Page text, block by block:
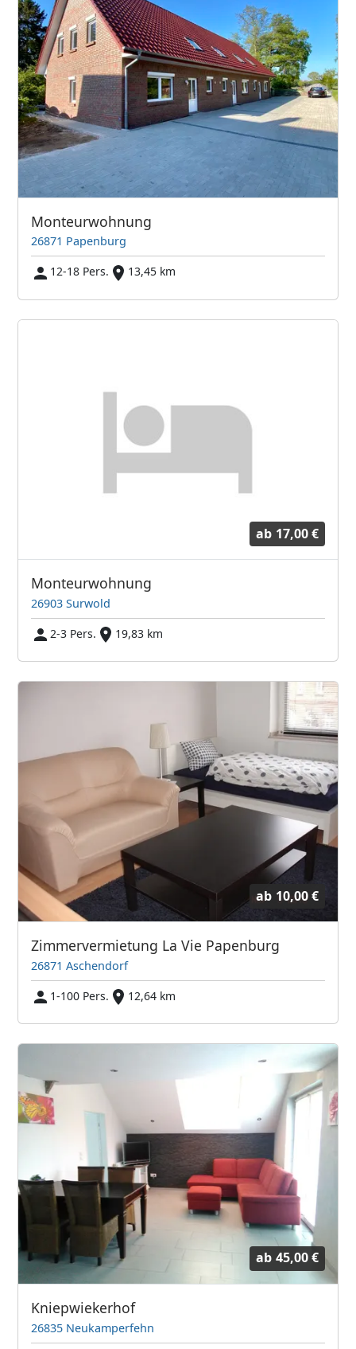
Monteurwohnung
26871 Papenburg
12-18 Pers.
13,45 km
ab 17,00 €
Monteurwohnung
26903 Surwold
2-3 Pers.
19,83 km
ab 10,00 €
Zimmervermietung La Vie Papenburg
26871 Aschendorf
1-100 Pers.
12,64 km
ab 45,00 €
Kniepwiekerhof
26835 Neukamperfehn